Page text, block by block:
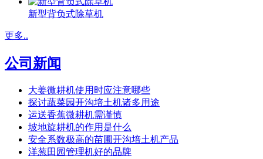
新型背负式除草机
更多..
公司新闻
大姜微耕机使用时应注意哪些
探讨蔬菜园开沟培土机诸多用途
运送香蕉微耕机需谨慎
坡地旋耕机的作用是什么
安全系数极高的苗圃开沟培土机产品
洋葱田园管理机好的品牌